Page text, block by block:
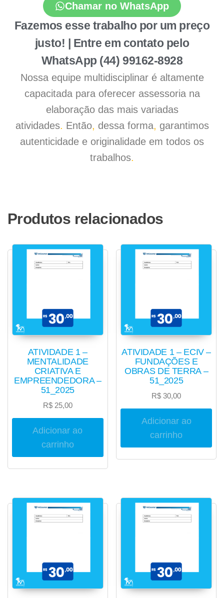
Chamar no WhatsApp
Fazemos esse trabalho por um preço
justo! | Entre em contato pelo
WhatsApp (44) 99162-8928
Nossa equipe multidisciplinar é altamente
capacitada para oferecer assessoria na
elaboração das mais variadas
atividades. Então, dessa forma, garantimos
autenticidade e originalidade em todos os
trabalhos.
Produtos relacionados
ATIVIDADE 1 –
MENTALIDADE
CRIATIVA E
EMPREENDEDORA –
51_2025
R$25,00
Adicionar ao
carrinho
ATIVIDADE 1 – ECIV –
FUNDAÇÕES E
OBRAS DE TERRA –
51_2025
R$ 30,00
Adicionar ao
carrinho